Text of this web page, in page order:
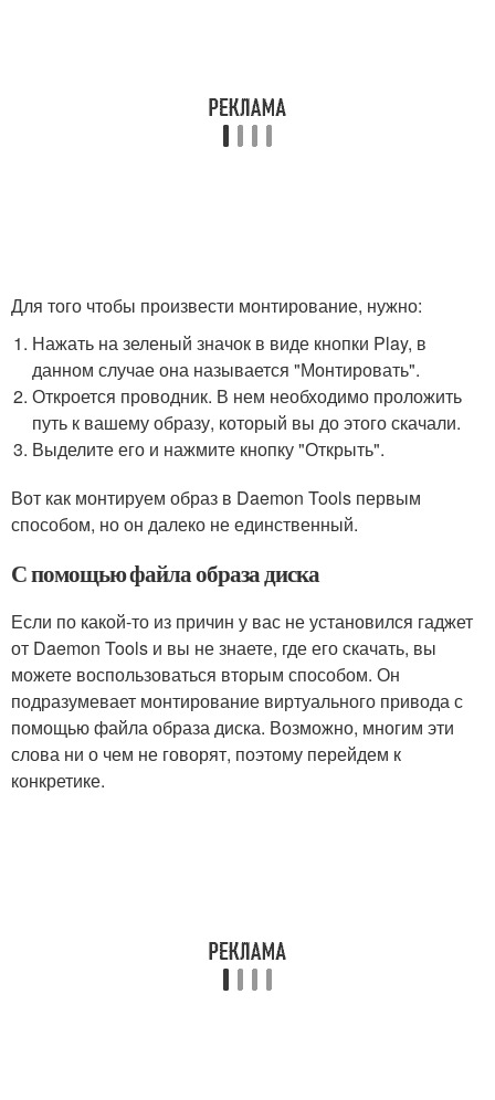
Для того чтобы произвести монтирование, нужно:
Нажать на зеленый значок в виде кнопки Play, в
данном случае она называется "Монтировать".
Откроется проводник. В нем необходимо проложить
путь к вашему образу, который вы до этого скачали.
Выделите его и нажмите кнопку "Открыть".
Вот как монтируем образ в Daemon Tools первым
способом, но он далеко не единственный.
С помощью файла образа диска
Если по какой-то из причин у вас не установился гаджет
от Daemon Tools и вы не знаете, где его скачать, вы
можете воспользоваться вторым способом. Он
подразумевает монтирование виртуального привода с
помощью файла образа диска. Возможно, многим эти
слова ни о чем не говорят, поэтому перейдем к
конкретике.